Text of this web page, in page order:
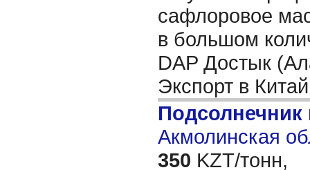
сафлоровое
в большом
DAP Достык
Экспорт в
Акмолинская
350 KZT/тонн,